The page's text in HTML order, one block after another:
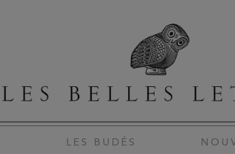
LES BUDÉS